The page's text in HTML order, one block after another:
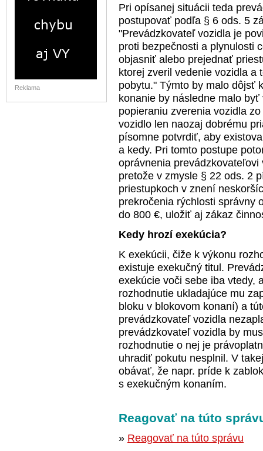
Reklama
Pri opísanej situácii teda
postupovať podľa § 6 ods. 5
"Prevádzkovateľ vozidla je
proti bezpečnosti a plynulosti
objasniť alebo prejednať
ktorej zveril vedenie vozidla a
pobytu." Týmto by malo dôjsť
konanie by následne malo
popieraniu zverenia vozidla
vozidlo len naozaj dobrému
písomne potvrdiť, aby
a kedy. Pri tomto postupe
oprávnenia
pretože v zmysle § 22 ods. 2
priestupkoch v znení
prekročenia rýchlosti správny
do 800 €, uložiť aj zákaz
Kedy hrozí exekúcia?
K exekúcii, čiže k výkonu
existuje exekučný titul.
exekúcie voči sebe iba vtedy,
rozhodnutie ukladajúce mu
bloku v blokovom konaní) a
prevádzkovateľ vozidla
prevádzkovateľ vozidla by
rozhodnutie o nej je
uhradiť pokutu nesplnil. V
obávať, že napr. príde k
s exekučným konaním.
Reagovať na túto
» Reagovať na túto správu